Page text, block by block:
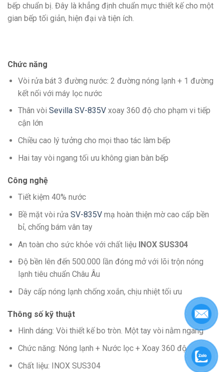
bếp chuẩn bị. Đây là khẳng định chuẩn mực thiết kế cho một
gian bếp tối giản, hiện đại và tiện ích.
Chức năng
Vòi rửa bát 3 đường nước: 2 đường nóng lạnh + 1 đường
kết nối với máy lọc nước
Thân vòi Sevilla SV-835Vxoay 360 độ cho phạm vi tiếp
cận lớn
Chiều cao lý tưởng cho mọi thao tác làm bếp
Hai tay vòi ngang tối ưu không gian bàn bếp
Công nghệ
Tiết kiệm 40% nước
Bề mặt vòi rửa SV-835Vmạ hoàn thiện mờ cao cấp bền
bỉ, chống bám vân tay
An toàn cho sức khỏe với chất liệu INOX SUS304
Độ bền lên đến 500.000 lần đóng mở với lõi trộn nóng
lạnh tiêu chuẩn Châu Âu
Dây cấp nóng lạnh chống xoắn, chịu nhiệt tối ưu
Thông số kỹ thuật
Hình dáng: Vòi thiết kế bo tròn. Một tay vòi nằm ngang
Chức năng: Nóng lạnh + Nước lọc + Xoay 360 độ
Chất liệu: INOX SUS304